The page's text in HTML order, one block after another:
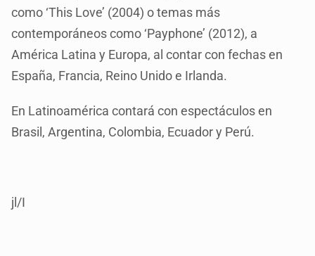
como ‘This Love’ (2004) o temas más
contemporáneos como ‘Payphone’ (2012), a
América Latina y Europa, al contar con fechas en
España, Francia, Reino Unido e Irlanda.
En Latinoamérica contará con espectáculos en
Brasil, Argentina, Colombia, Ecuador y Perú.
jl/I